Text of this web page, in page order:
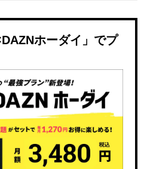
ホーダイ」でプ